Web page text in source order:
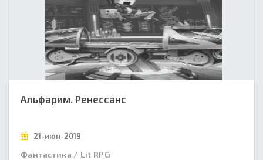
Альфарим. Ренессанс
21-июн-2019
Фантастика / Lit RPG